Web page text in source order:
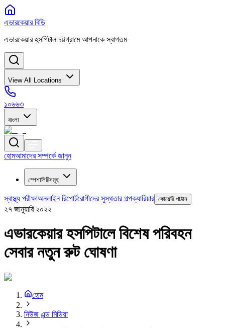
এভারকেয়ার বিডি
এভারকেয়ার হসপিটাল চট্টগ্রামে আপনাকে স্বাগতম
View All Locations
১০৬৬৩
বাংলা
হোমআমাদের সম্পর্কে জানুন
স্পেশালিটিসমূহ
স্বাস্থ্য পরীক্ষাঅনলাইন রিপোর্টরোগীদের সুস্থতার গল্পক্যারিয়ার কোয়েরি পাঠান
২৭ জানুয়ারি ২০২২
এভারকেয়ার হসপিটালে বিশেষ পরিবহন
সেবার নতুন রুট ঘোষণা
হোম
নিউজ এন্ড মিডিয়া